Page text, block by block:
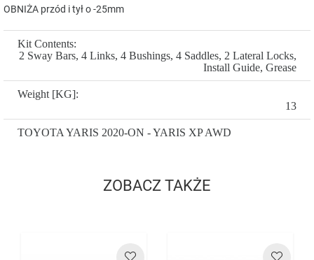
OBNIŻA przód i tył o -25mm
Kit Contents:
2 Sway Bars, 4 Links, 4 Bushings, 4 Saddles, 2 Lateral Locks,
Install Guide, Grease
Weight [KG]:
13
TOYOTA YARIS 2020-ON - YARIS XP AWD
ZOBACZ TAKŻE